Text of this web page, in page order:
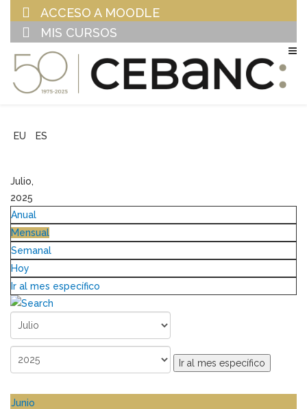
ACCESO A MOODLE
MIS CURSOS
EU ES
Julio,
2025
Anual
Mensual
Semanal
Hoy
Ir al mes específico
Ir al mes específico
Junio